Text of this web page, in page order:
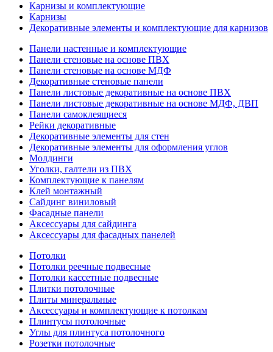
Карнизы и комплектующие
Карнизы
Декоративные элементы и комплектующие для карнизов
Панели настенные и комплектующие
Панели стеновые на основе ПВХ
Панели стеновые на основе МДФ
Декоративные стеновые панели
Панели листовые декоративные на основе ПВХ
Панели листовые декоративные на основе МДФ, ДВП
Панели самоклеящиеся
Рейки декоративные
Декоративные элементы для стен
Декоративные элементы для оформления углов
Молдинги
Уголки, галтели из ПВХ
Комплектующие к панелям
Клей монтажный
Сайдинг виниловый
Фасадные панели
Аксессуары для сайдинга
Аксессуары для фасадных панелей
Потолки
Потолки реечные подвесные
Потолки кассетные подвесные
Плитки потолочные
Плиты минеральные
Аксессуары и комплектующие к потолкам
Плинтусы потолочные
Углы для плинтуса потолочного
Розетки потолочные